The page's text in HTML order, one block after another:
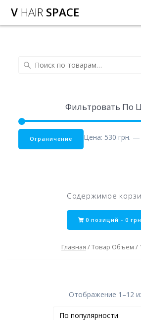
V HAIR SPACE
Фильтровать По
Ограничение Цена: 530 грн. —
Содержимое
0 позиций -0грн.
Главная / Товар Объем /
Отображение 1–12